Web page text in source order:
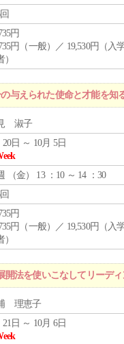
円
円（一般）／ 19,530円（入
）
与えられた使命と才能を知
淑子
20日 ～ 10月 5日
（金） 13 ：10 ～ 14 ：30
円
円（一般）／ 19,530円（入
）
法を使いこなしてリーディ
理恵子
21日 ～ 10月 6日